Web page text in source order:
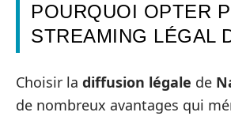
POURQUOI OPTER
STREAMING LÉGAL
Choisir la diffusion légale de
de nombreux avantages qui